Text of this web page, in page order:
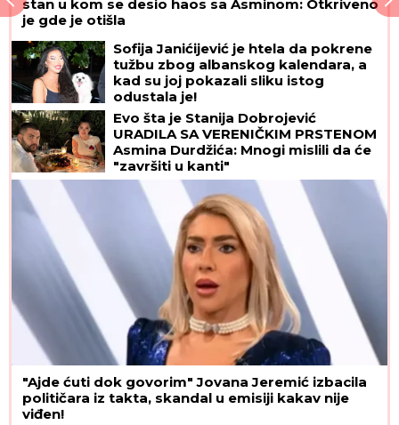
stan u kom se desio haos sa Asminom: Otkriveno
je gde je otišla
Sofija Janićijević je htela da pokrene
tužbu zbog albanskog kalendara, a
kad su joj pokazali sliku istog
odustala je!
Evo šta je Stanija Dobrojević
URADILA SA VERENIČKIM PRSTENOM
Asmina Durdžića: Mnogi mislili da će
"završiti u kanti"
"Ajde ćuti dok govorim" Jovana Jeremić izbacila
političara iz takta, skandal u emisiji kakav nije
viđen!